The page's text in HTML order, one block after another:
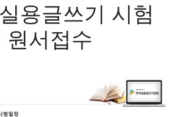
용글쓰기 시험
원서접수